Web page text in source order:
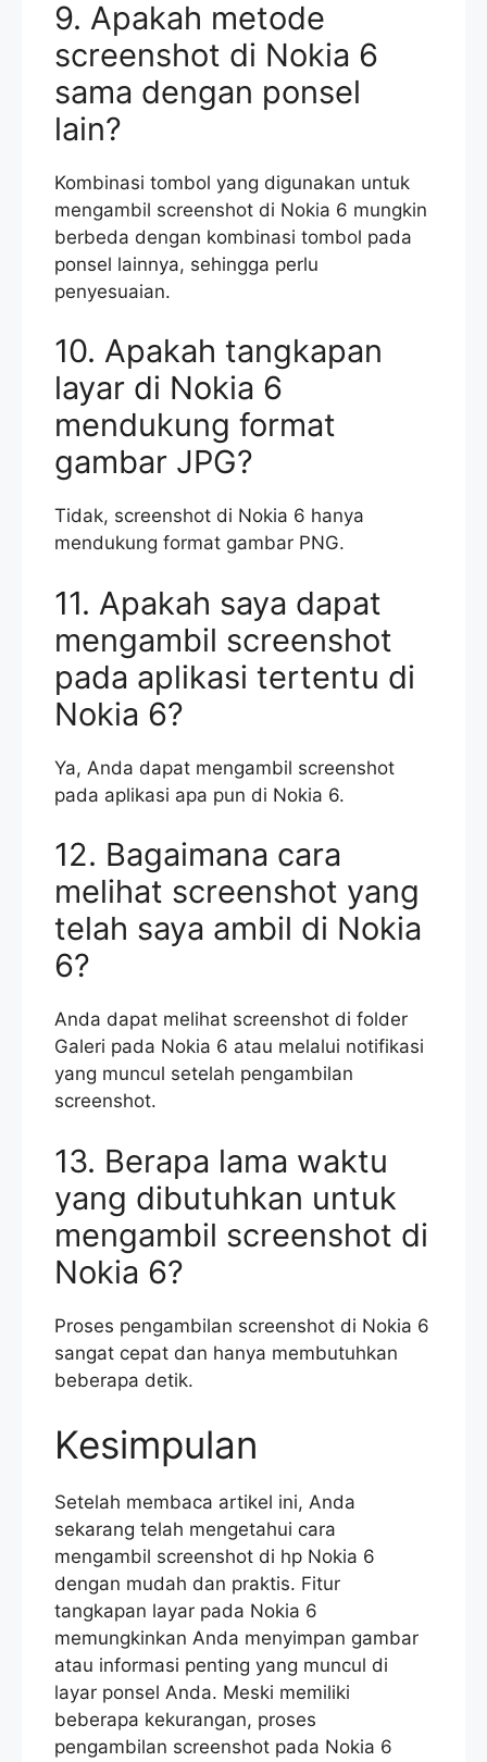
9. Apakah metode
screenshot di Nokia 6
sama dengan ponsel
lain?
Kombinasi tombol yang digunakan untuk
mengambil screenshot di Nokia 6 mungkin
berbeda dengan kombinasi tombol pada
ponsel lainnya, sehingga perlu
penyesuaian.
10. Apakah tangkapan
layar di Nokia 6
mendukung format
gambar JPG?
Tidak, screenshot di Nokia 6 hanya
mendukung format gambar PNG.
11. Apakah saya dapat
mengambil screenshot
pada aplikasi tertentu di
Nokia 6?
Ya, Anda dapat mengambil screenshot
pada aplikasi apa pun di Nokia 6.
12. Bagaimana cara
melihat screenshot yang
telah saya ambil di Nokia
6?
Anda dapat melihat screenshot di folder
Galeri pada Nokia 6 atau melalui notifikasi
yang muncul setelah pengambilan
screenshot.
13. Berapa lama waktu
yang dibutuhkan untuk
mengambil screenshot di
Nokia 6?
Proses pengambilan screenshot di Nokia 6
sangat cepat dan hanya membutuhkan
beberapa detik.
Kesimpulan
Setelah membaca artikel ini, Anda
sekarang telah mengetahui cara
mengambil screenshot di hp Nokia 6
dengan mudah dan praktis. Fitur
tangkapan layar pada Nokia 6
memungkinkan Anda menyimpan gambar
atau informasi penting yang muncul di
layar ponsel Anda. Meski memiliki
beberapa kekurangan, proses
pengambilan screenshot pada Nokia 6